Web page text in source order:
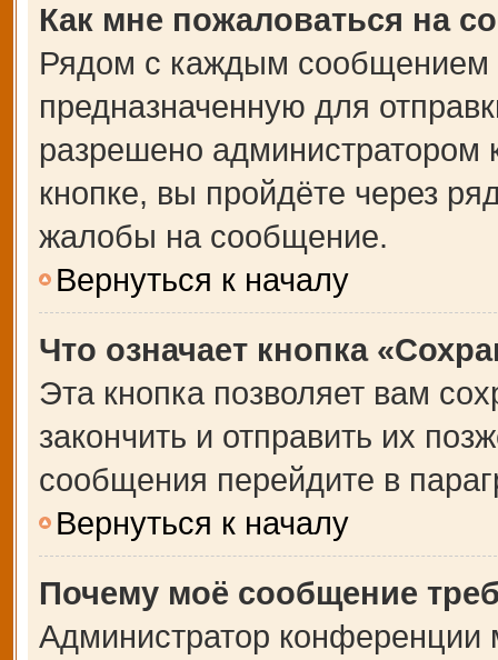
Как мне пожаловаться на
Рядом с каждым сообщением
предназначенную для
разрешено
кнопке, вы пройдёте через
жалобы на сообщение.
Вернуться к началу
Что означает кнопка
Эта кнопка позволяет вам
закончить и отправить их
сообщения перейдите в
Вернуться к началу
Почему моё сообщение
Администратор